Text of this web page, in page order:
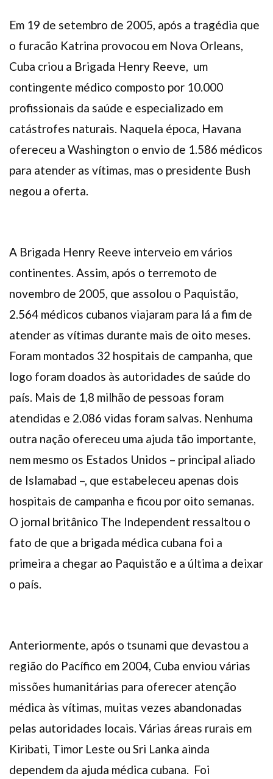
Em 19 de setembro de 2005, após a tragédia que
o furacão Katrina provocou em Nova Orleans,
Cuba criou a Brigada Henry Reeve, um
contingente médico composto por 10.000
profissionais da saúde e especializado em
catástrofes naturais. Naquela época, Havana
ofereceu a Washington o envio de 1.586 médicos
para atender as vítimas, mas o presidente Bush
negou a oferta.
A Brigada Henry Reeve interveio em vários
continentes. Assim, após o terremoto de
novembro de 2005, que assolou o Paquistão,
2.564 médicos cubanos viajaram para lá a fim de
atender as vítimas durante mais de oito meses.
Foram montados 32 hospitais de campanha, que
logo foram doados às autoridades de saúde do
país. Mais de 1,8 milhão de pessoas foram
atendidas e 2.086 vidas foram salvas. Nenhuma
outra nação ofereceu uma ajuda tão importante,
nem mesmo os Estados Unidos – principal aliado
de Islamabad –, que estabeleceu apenas dois
hospitais de campanha e ficou por oito semanas.
O jornal britânico The Independent ressaltou o
fato de que a brigada médica cubana foi a
primeira a chegar ao Paquistão e a última a deixar
o país.
Anteriormente, após o tsunami que devastou a
região do Pacífico em 2004, Cuba enviou várias
missões humanitárias para oferecer atenção
médica às vítimas, muitas vezes abandonadas
pelas autoridades locais. Várias áreas rurais em
Kiribati, Timor Leste ou Sri Lanka ainda
dependem da ajuda médica cubana. Foi